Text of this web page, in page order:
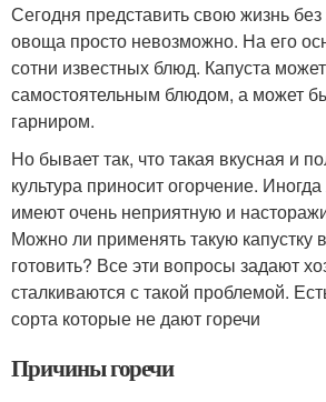
Сегодня представить свою жизнь без
овоща просто невозможно. На его
сотни известных блюд. Капуста
самостоятельным блюдом, а может
гарниром.
Но бывает так, что такая вкусная и
культура приносит огорчение.
имеют очень неприятную и
Можно ли применять такую капустку
готовить? Все эти вопросы задают
сталкиваются с такой проблемой.
сорта которые не дают горечи
Причины горечи